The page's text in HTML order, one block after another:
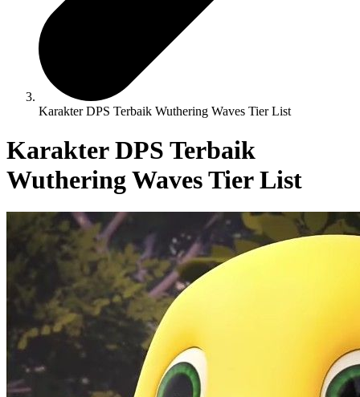
Karakter DPS Terbaik Wuthering Waves Tier List
Karakter DPS Terbaik
Wuthering Waves Tier List